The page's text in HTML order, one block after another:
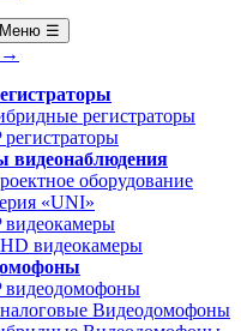
Меню ☰
→
регистраторы
регистраторы
видеонаблюдения
оборудование
«UNI»
видеокамеры
видеокамеры
видеодомофоны
Видеодомофоны